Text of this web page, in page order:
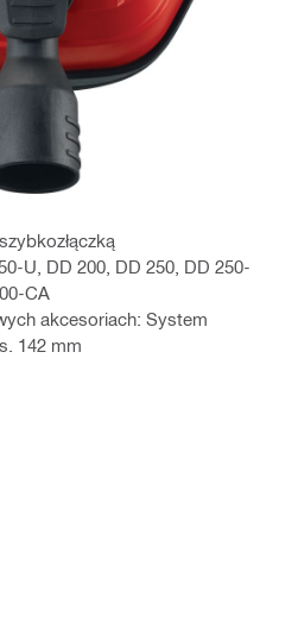
U, DD 200, DD 250, DD 250-
CA
akcesoriach: System
142 mm